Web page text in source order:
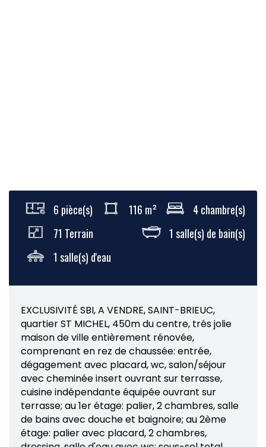
6 pièce(s) 116 m²
4 chambre(s)
71 Terrain
1 salle(s) de bain(s)
1 salle(s) d'eau
EXCLUSIVITÉ SBI, A VENDRE, SAINT-BRIEUC,
quartier ST MICHEL, 450m du centre, trés jolie
maison de ville entièrement rénovée,
comprenant en rez de chaussée: entrée,
dégagement avec placard, wc, salon/séjour
avec cheminée insert ouvrant sur terrasse,
cuisine indépendante équipée ouvrant sur
terrasse; au 1er étage: palier, 2 chambres, salle
de bains avec douche et baignoire; au 2ème
étage: palier avec placard, 2 chambres,